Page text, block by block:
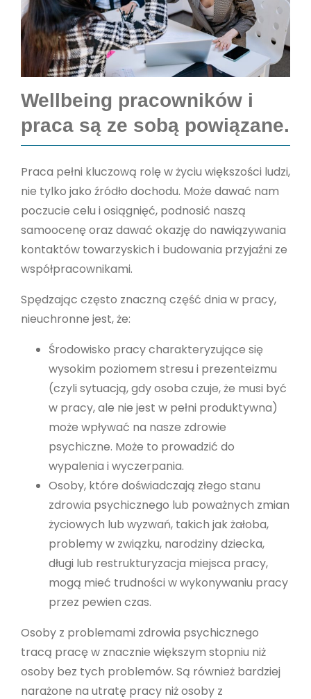
Wellbeing pracowników i
praca są ze sobą powiązane.
Praca pełni kluczową rolę w życiu większości ludzi,
nie tylko jako źródło dochodu. Może dawać nam
poczucie celu i osiągnięć, podnosić naszą
samoocenę oraz dawać okazję do nawiązywania
kontaktów towarzyskich i budowania przyjaźni ze
współpracownikami.
Spędzając często znaczną część dnia w pracy,
nieuchronne jest, że:
Środowisko pracy charakteryzujące się
wysokim poziomem stresu i prezenteizmu
(czyli sytuacją, gdy osoba czuje, że musi być
w pracy, ale nie jest w pełni produktywna)
może wpływać na nasze zdrowie
psychiczne. Może to prowadzić do
wypalenia i wyczerpania.
Osoby, które doświadczają złego stanu
zdrowia psychicznego lub poważnych zmian
życiowych lub wyzwań, takich jak żałoba,
problemy w związku, narodziny dziecka,
długi lub restrukturyzacja miejsca pracy,
mogą mieć trudności w wykonywaniu pracy
przez pewien czas.
Osoby z problemami zdrowia psychicznego
tracą pracę w znacznie większym stopniu niż
osoby bez tych problemów. Są również bardziej
narażone na utratę pracy niż osoby z